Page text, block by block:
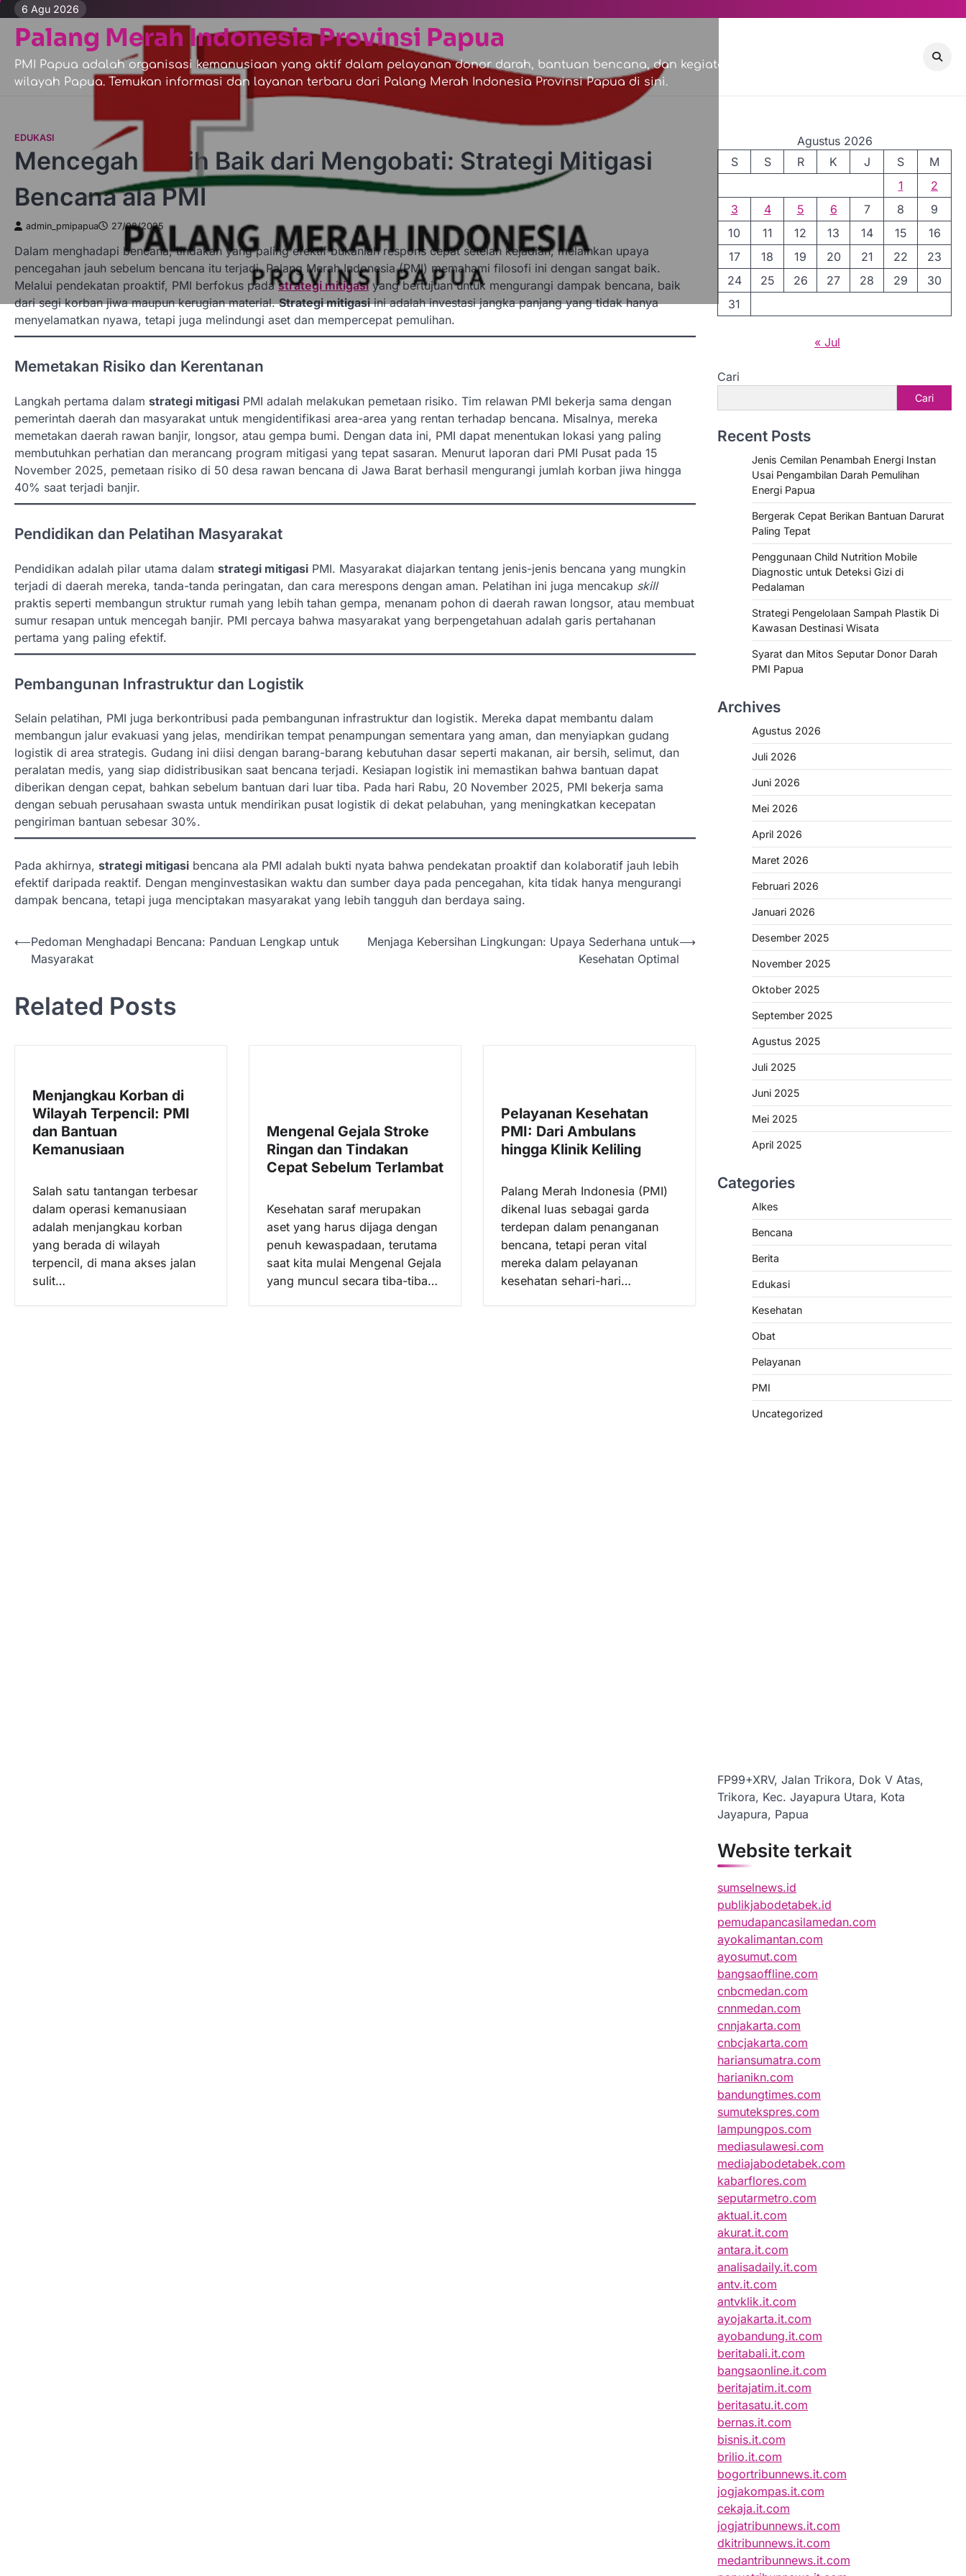
Skip
content
6 Agu 2026
Palang Merah Indonesia Provinsi Papua
PMI Papua adalah organisasi kemanusiaan yang aktif dalam pelayanan donor darah, bantuan bencana, dan kegiatan sosial di
wilayah Papua. Temukan informasi dan layanan terbaru dari Palang Merah Indonesia Provinsi Papua di sini.
EDUKASI
Mencegah Lebih Baik dari Mengobati: Strategi Mitigasi
Bencana ala PMI
admin_pmipapua 27/08/2025
Dalam menghadapi bencana, tindakan yang paling efektif bukanlah respons cepat setelah kejadian, melainkan upaya
pencegahan jauh sebelum bencana itu terjadi. Palang Merah Indonesia (PMI) memahami filosofi ini dengan sangat baik.
Melalui pendekatan proaktif, PMI berfokus padastrategi mitigasiyang bertujuan untuk mengurangi dampak bencana, baik
dari segi korban jiwa maupun kerugian material.Strategi mitigasiini adalah investasi jangka panjang yang tidak hanya
menyelamatkan nyawa, tetapi juga melindungi aset dan mempercepat pemulihan.
Memetakan Risiko dan Kerentanan
Langkah pertama dalam strategi mitigasi PMI adalah melakukan pemetaan risiko. Tim relawan PMI bekerja sama dengan
pemerintah daerah dan masyarakat untuk mengidentifikasi area-area yang rentan terhadap bencana. Misalnya, mereka
memetakan daerah rawan banjir, longsor, atau gempa bumi. Dengan data ini, PMI dapat menentukan lokasi yang paling
membutuhkan perhatian dan merancang program mitigasi yang tepat sasaran. Menurut laporan dari PMI Pusat pada 15
November 2025, pemetaan risiko di 50 desa rawan bencana di Jawa Barat berhasil mengurangi jumlah korban jiwa hingga
40% saat terjadi banjir.
Pendidikan dan Pelatihan Masyarakat
Pendidikan adalah pilar utama dalam strategi mitigasi PMI. Masyarakat diajarkan tentang jenis-jenis bencana yang mungkin
terjadi di daerah mereka, tanda-tanda peringatan, dan cara merespons dengan aman. Pelatihan ini juga mencakup skill
praktis seperti membangun struktur rumah yang lebih tahan gempa, menanam pohon di daerah rawan longsor, atau membuat
sumur resapan untuk mencegah banjir. PMI percaya bahwa masyarakat yang berpengetahuan adalah garis pertahanan
pertama yang paling efektif.
Pembangunan Infrastruktur dan Logistik
Selain pelatihan, PMI juga berkontribusi pada pembangunan infrastruktur dan logistik. Mereka dapat membantu dalam
membangun jalur evakuasi yang jelas, mendirikan tempat penampungan sementara yang aman, dan menyiapkan gudang
logistik di area strategis. Gudang ini diisi dengan barang-barang kebutuhan dasar seperti makanan, air bersih, selimut, dan
peralatan medis, yang siap didistribusikan saat bencana terjadi. Kesiapan logistik ini memastikan bahwa bantuan dapat
diberikan dengan cepat, bahkan sebelum bantuan dari luar tiba. Pada hari Rabu, 20 November 2025, PMI bekerja sama
dengan sebuah perusahaan swasta untuk mendirikan pusat logistik di dekat pelabuhan, yang meningkatkan kecepatan
pengiriman bantuan sebesar 30%.
Pada akhirnya, strategi mitigasi bencana ala PMI adalah bukti nyata bahwa pendekatan proaktif dan kolaboratif jauh lebih
efektif daripada reaktif. Dengan menginvestasikan waktu dan sumber daya pada pencegahan, kita tidak hanya mengurangi
dampak bencana, tetapi juga menciptakan masyarakat yang lebih tangguh dan berdaya saing.
N
i
⟵Pedoman Menghadapi Bencana: Panduan Lengkap untuk
Masyarakat
Menjaga Kebersihan Lingkungan: Upaya Sederhana untuk
Kesehatan Optimal
⟶
Related Posts
Menjangkau Korban di
Wilayah Terpencil: PMI
dan Bantuan
Kemanusiaan
Salah satu tantangan terbesar
dalam operasi kemanusiaan
adalah menjangkau korban
yang berada di wilayah
terpencil, di mana akses jalan
sulit…
Mengenal Gejala Stroke
Ringan dan Tindakan
Cepat Sebelum Terlambat
Kesehatan saraf merupakan
aset yang harus dijaga dengan
penuh kewaspadaan, terutama
saat kita mulai Mengenal Gejala
yang muncul secara tiba-tiba…
Pelayanan Kesehatan
PMI: Dari Ambulans
hingga Klinik Keliling
Palang Merah Indonesia (PMI)
dikenal luas sebagai garda
terdepan dalam penanganan
bencana, tetapi peran vital
mereka dalam pelayanan
kesehatan sehari-hari…
Agustus 2026
S
S R K J S
M
1
2
3
4 5 6 7 8
9
10
11 12 13 14 15
16
17
18 19 20 21 22
23
24
25 26 27 28 29
30
31
« Jul
Cari
Cari
Recent Posts
Jenis Cemilan Penambah Energi Instan
Usai Pengambilan Darah Pemulihan
Energi Papua
Bergerak Cepat Berikan Bantuan Darurat
Paling Tepat
Penggunaan Child Nutrition Mobile
Diagnostic untuk Deteksi Gizi di
Pedalaman
Strategi Pengelolaan Sampah Plastik Di
Kawasan Destinasi Wisata
Syarat dan Mitos Seputar Donor Darah
PMI Papua
Archives
Agustus 2026
Juli 2026
Juni 2026
Mei 2026
April 2026
Maret 2026
Februari 2026
Januari 2026
Desember 2025
November 2025
Oktober 2025
September 2025
Agustus 2025
Juli 2025
Juni 2025
Mei 2025
April 2025
Categories
Alkes
Bencana
Berita
Edukasi
Kesehatan
Obat
Pelayanan
PMI
Uncategorized
FP99+XRV, Jalan Trikora, Dok V Atas,
Trikora, Kec. Jayapura Utara, Kota
Jayapura, Papua
Website terkait
sumselnews.id
publikjabodetabek.id
pemudapancasilamedan.com
ayokalimantan.com
ayosumut.com
bangsaoffline.com
cnbcmedan.com
cnnmedan.com
cnnjakarta.com
cnbcjakarta.com
hariansumatra.com
harianikn.com
bandungtimes.com
sumutekspres.com
lampungpos.com
mediasulawesi.com
mediajabodetabek.com
kabarflores.com
seputarmetro.com
aktual.it.com
akurat.it.com
antara.it.com
analisadaily.it.com
antv.it.com
antvklik.it.com
ayojakarta.it.com
ayobandung.it.com
beritabali.it.com
bangsaonline.it.com
beritajatim.it.com
beritasatu.it.com
bernas.it.com
bisnis.it.com
brilio.it.com
bogortribunnews.it.com
jogjakompas.it.com
cekaja.it.com
jogjatribunnews.it.com
dkitribunnews.it.com
medantribunnews.it.com